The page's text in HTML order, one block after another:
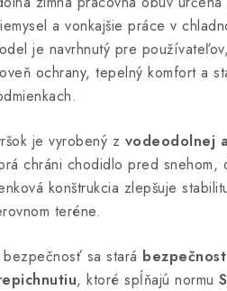
a vonkajšie práce v
je navrhnutý pre
ochrany, tepelný komfort a
je vyrobený z vodeodolnej
chráni chodidlo pred snehom,
konštrukcia zlepšuje
teréne.
sa stará
, ktoré spĺňajú normu